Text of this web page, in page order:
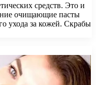
средств. Это и
очищающие пасты
ухода за кожей. Скрабы